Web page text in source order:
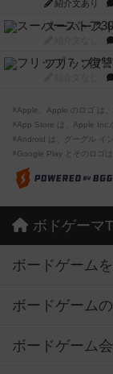
紹介文あり
スーパース
フリップ７
※Apple、Apple のロゴ は
※App Store は、Apple Inc.
※Android は、グーグル イ
※Google Play とそのロゴ
ボドゲーマ
ボードゲーム
ボードゲーム
ボードゲーム